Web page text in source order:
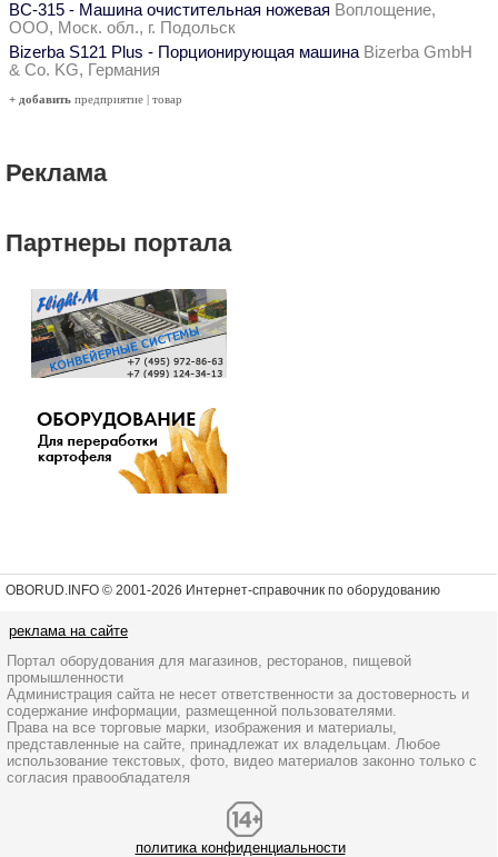
ВС-315 - Машина очистительная ножевая Воплощение,
ООО, Моск. обл., г. Подольск
Bizerba S121 Plus - Порционирующая машина Bizerba GmbH
& Co. KG, Германия
+ добавить предприятие | товар
Реклама
Партнеры портала
OBORUD.INFO © 2001-2026 Интернет-справочник по оборудованию
реклама на сайте
Портал оборудования для магазинов, ресторанов, пищевой
промышленности
Администрация сайта не несет ответственности за достоверность и
содержание информации, размещенной пользователями.
Права на все торговые марки, изображения и материалы,
представленные на сайте, принадлежат их владельцам. Любое
использование текстовых, фото, видео материалов законно только с
согласия правообладателя
политика конфиденциальности